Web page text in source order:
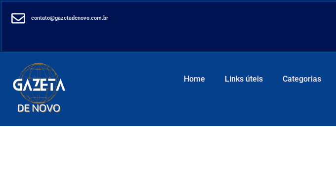
contato@gazetadenovo.com.br
Home Links úteis Categorias